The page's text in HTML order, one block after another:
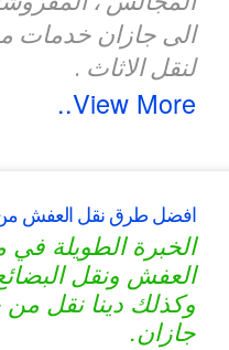
الى جازان خدمات
لنقل الاثاث .
View More..
افضل طرق نقل العفش من
الخبرة الطويلة في
العفش ونقل البضائع
وكذلك دينا نقل من
جازان.